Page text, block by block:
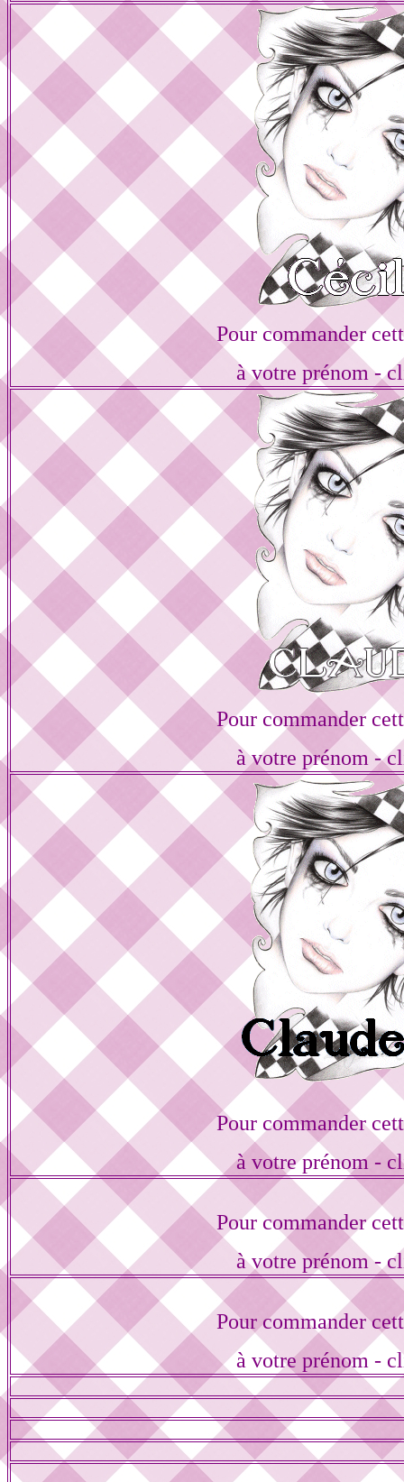
Pour commander
à votre prénom -
Pour commander
à votre prénom -
Pour commander
à votre prénom -
Pour commander
à votre prénom -
Pour commander
à votre prénom -